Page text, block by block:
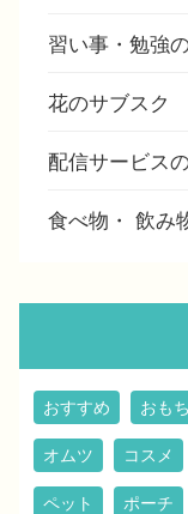
習い事・勉強
花のサブスク
配信サービス
食べ物・ 飲み
おすすめ おも
オムツ コスメ
ペット ポーチ